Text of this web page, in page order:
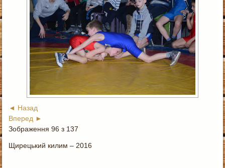
◄ Назад
Вперед ►
Зображення 96 з 137
Щирецький килим – 2016